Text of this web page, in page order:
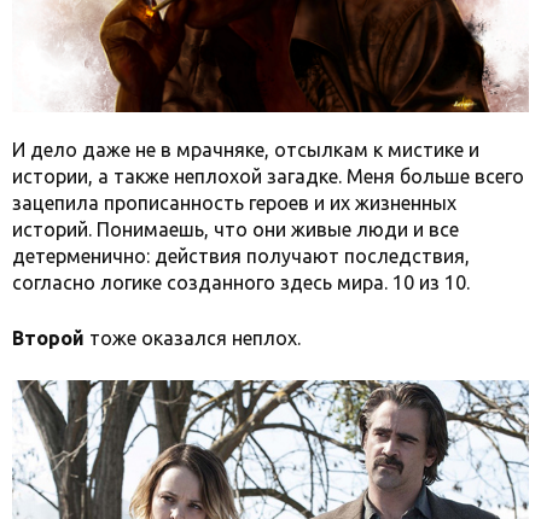
И дело даже не в мрачняке, отсылкам к мистике и
истории, а также неплохой загадке. Меня больше всего
зацепила прописанность героев и их жизненных
историй. Понимаешь, что они живые люди и все
детерменично: действия получают последствия,
согласно логике созданного здесь мира. 10 из 10.
Второй тоже оказался неплох.